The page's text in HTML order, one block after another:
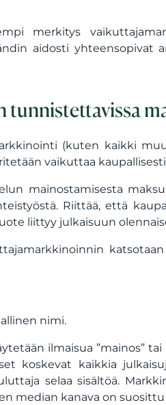
merkitys
aidosti yhteensopivat
(kuten kaikki
vaikuttaa
mainostamisesta
Riittää, että
liittyy julkaisuun
nimi.
ilmaisua ”mainos”
koskevat kaikkia
selaa sisältöä.
median kanava on